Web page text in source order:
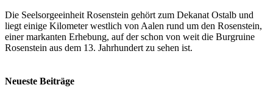
Die Seelsorgeeinheit Rosenstein gehört zum Dekanat Ostalb und
liegt einige Kilometer westlich von Aalen rund um den Rosenstein,
einer markanten Erhebung, auf der schon von weit die Burgruine
Rosenstein aus dem 13. Jahrhundert zu sehen ist.
Neueste Beiträge